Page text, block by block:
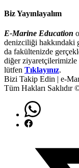
Biz Yayınlayalım
E-Marine Education
denizciliği hakkındaki
da fakültenizde
diğer ziyaretçilerimizle
lütfen Tıklayınız.
Bizi Takip Edin | e-
Tüm Hakları Saklıdır